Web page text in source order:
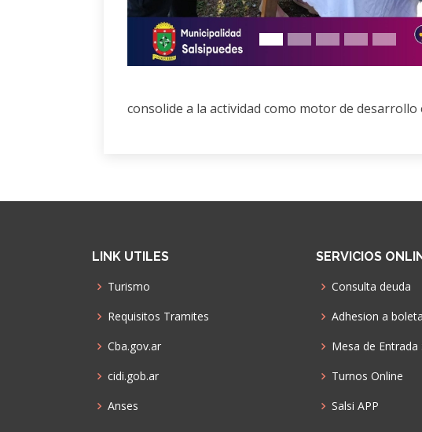
consolide a la actividad como motor de
LINK UTILES
Turismo
Requisitos Tramites
Cba.gov.ar
cidi.gob.ar
Anses
SERVICIOS
Consulta deuda
Adhesion a
Mesa de Entrada
Turnos Online
Salsi APP